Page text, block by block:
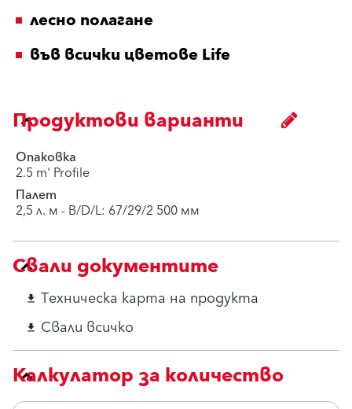
лесно полагане
във всички цветове Life
Продуктови варианти
Опаковка
2.5 m' Profile
Палет
2,5 л. м - B/D/L: 67/29/2 500 мм
Свали документите
download Техническа карта на продукта
download Свали всичко
Калкулатор за количество